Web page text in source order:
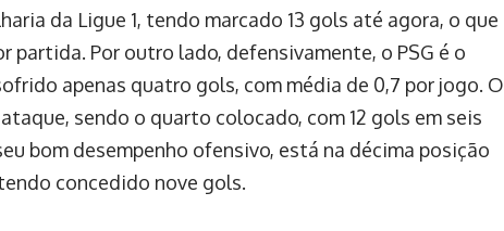
da Ligue 1, tendo marcado 13 gols até agora, o que
partida. Por outro lado, defensivamente, o PSG é o
apenas quatro gols, com média de 0,7 por jogo. O
sendo o quarto colocado, com 12 gols em seis
bom desempenho ofensivo, está na décima posição
concedido nove gols.